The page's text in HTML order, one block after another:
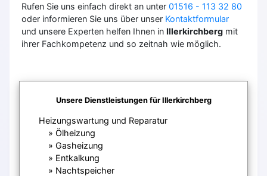
Rufen Sie uns einfach direkt an unter 01516 - 113 32 80
oder informieren Sie uns über unser Kontaktformular
und unsere Experten helfen Ihnen in Illerkirchberg mit
ihrer Fachkompetenz und so zeitnah wie möglich.
Unsere Dienstleistungen für Illerkirchberg
Heizungswartung und Reparatur
Ölheizung
Gasheizung
Entkalkung
Nachtspeicher